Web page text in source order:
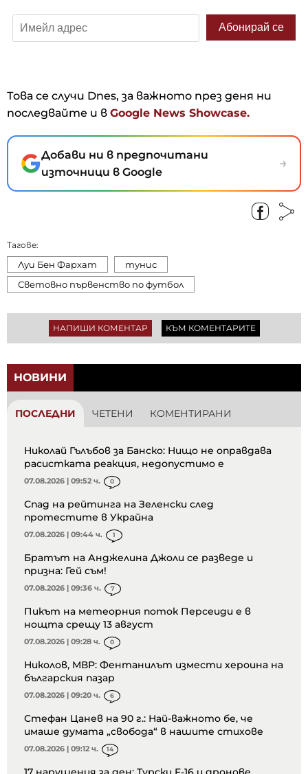
Това се случи Dnes, за важното през деня ни
последвайте и в Google News Showcase.
Добави ни в предпочитани
източници в Google
→
Тагове:
Луи Бен Фархат
тунис
Световно първенство по футбол
НАПИШИ КОМЕНТАР КЪМ КОМЕНТАРИТЕ
НОВИНИ
ПОСЛЕДНИ ЧЕТЕНИ КОМЕНТИРАНИ
Николай Гълъбов за Банско: Нищо не оправдава
расистката реакция, недопустимо е
07.08.2026 | 09:52 ч. 0
Спад на рейтинга на Зеленски след
протестите в Украйна
07.08.2026 | 09:44 ч. 1
Братът на Анджелина Джоли се разведе и
призна: Гей съм!
07.08.2026 | 09:36 ч. 7
Пикът на метеорния поток Персеиди е в
нощта срещу 13 август
07.08.2026 | 09:28 ч. 0
Николов, МВР: Фентанилът измести хероина на
българския пазар
07.08.2026 | 09:20 ч. 6
Стефан Цанев на 90 г.: Най-важното бе, че
имаше думата „свобода“ в нашите стихове
07.08.2026 | 09:12 ч. 14